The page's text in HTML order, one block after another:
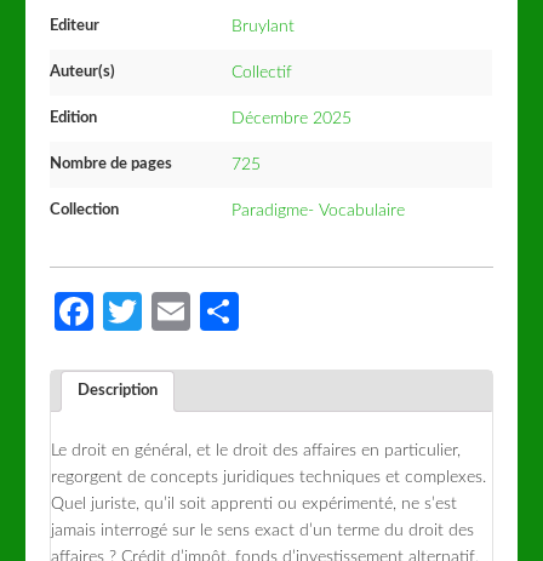
Editeur Bruylant
Auteur(s) Collectif
Edition Décembre 2025
Nombre de pages 725
Collection Paradigme- Vocabulaire
Facebook
Twitter
Email
Description
Le droit en général, et le droit des affaires en particulier,
regorgent de concepts juridiques techniques et complexes.
Quel juriste, qu’il soit apprenti ou expérimenté, ne s’est
jamais interrogé sur le sens exact d’un terme du droit des
affaires ? Crédit d’impôt, fonds d’investissement alternatif,